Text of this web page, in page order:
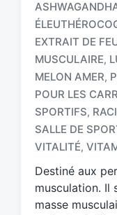
T
a
g
e
d
w
t
h
EXTRAIT DE
MUSCULAIRE,
MELON AMER,
POUR LES
SPORTIFS,
SALLE DE
VITALITÉ,
Destiné aux
musculation. Il
masse